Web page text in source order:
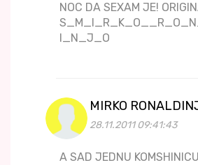
NOC DA SEXAM JE!
I_N_J_O
MIRKO
28.11.2011 09:41:43
A SAD JEDNU